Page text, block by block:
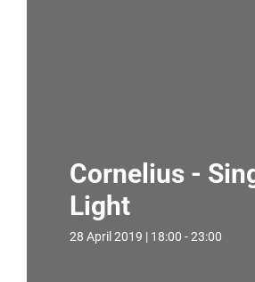
Cornelius -
Light
28 April 2019 | 18:00 - 23:00